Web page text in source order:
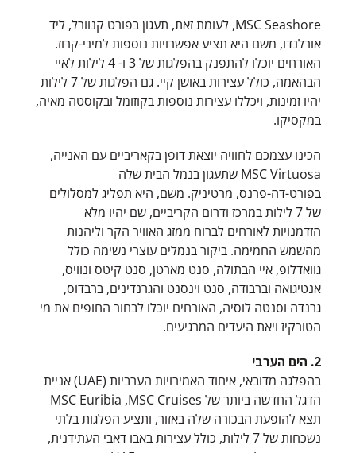
MSC Seashore, לעומת זאת, תעגון בפורט קנוורל, ליד
אורלנדו, משם היא תציע אפשרויות נוספות למיני-קרוז.
האורחים יוכלו להתפנק בהפלגות של 3 ו- 4 לילות לאיי
הבהאמה, כולל עצירות באושן קיי. גם הפלגות של 7 לילות
יהיו זמינות, ויכללו עצירות נוספות בקוזומל ובקוסטה מאיה,
במקסיקו.
הכינו עצמכם לחוויה יוצאת דופן בקאריביים עם האנייה,
MSC Virtuosa שתעגון בנמל הבית שלה
בפורט-דה-פרנס, מרטיניק. משם, היא תפליג למסלולים
של 7 לילות במרכז ודרום הקריביים, שם יהיו מלא
הזדמנויות לאורחים לברוח ממזג האוויר הקר וליהנות
מהשמש החמימה. ביקור בנמלים עוצרי נשימה כולל
גוואדלופ, איי הבתולה, סנט מארטן, סנט קיטס ונוויס,
אנטיגואה וברבודה, סנט וינסנט והגרנדינים, ברבדוס,
גרנדה וסנטה לוסיה, האורחים יוכלו לבחור החופים את מי
הטורקיז ויאת היעדים המרגיעים.‎
2. הים הערבי
בהפלגה מדובאי, איחוד האמירויות הערביות (UAE) אניית
הדגל החדשה ביותר של MSC Euribia ,MSC Cruises
תצא להופעת הבכורה שלה באזור, ותציע הפלגות בלתי
נשכחות של 7 לילות, כולל עצירות באבו דאבי העתידנית,